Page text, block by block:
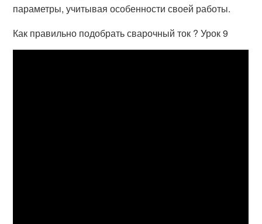
параметры, учитывая особенности своей работы.
Как правильно подобрать сварочный ток ? Урок 9